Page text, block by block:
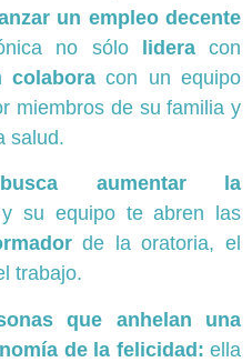
un empleo decente
no sólo lideracon
colabora con un equipo
miembros de su familia y
salud.
aumentar la
y su equipo te abren las
de la oratoria, el
trabajo.
que anhelan una
de la felicidad: ella